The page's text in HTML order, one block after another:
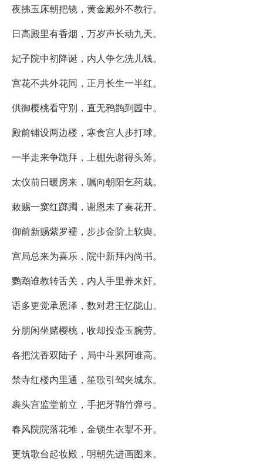
夜拂玉床朝把镜，黄金殿外不教行。
日高殿里有香烟，万岁声长动九天。
妃子院中初降诞，内人争乞洗儿钱。
宫花不共外花同，正月长生一半红。
供御樱桃看守别，直无鸦鹊到园中。
殿前铺设两边楼，寒食宫人步打球。
一半走来争跪拜，上棚先谢得头筹。
太仪前日暖房来，嘱向朝阳乞药栽。
敕赐一窠红踯躅，谢恩未了奏花开。
御前新赐紫罗襦，步步金阶上软舆。
宫局总来为喜乐，院中新拜内尚书。
鹦鹉谁教转舌关，内人手里养来奸。
语多更觉承恩泽，数对君王忆陇山。
分朋闲坐赌樱桃，收却投壶玉腕劳。
各把沈香双陆子，局中斗累阿谁高。
禁寺红楼内里通，笙歌引驾夹城东。
裹头宫监堂前立，手把牙鞘竹弹弓。
春风院院落花堆，金锁生衣掣不开。
更筑歌台起妆殿，明朝先进画图来。